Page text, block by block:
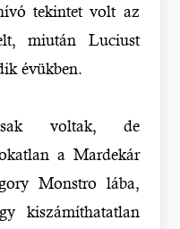
tekintet volt az
miután Luciust
évükben.
voltak, de
a Mardekár
Monstro lába,
kiszámíthatatlan